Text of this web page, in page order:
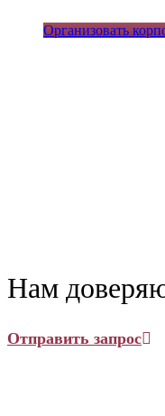
Организовать
Нам
Отправить запрос